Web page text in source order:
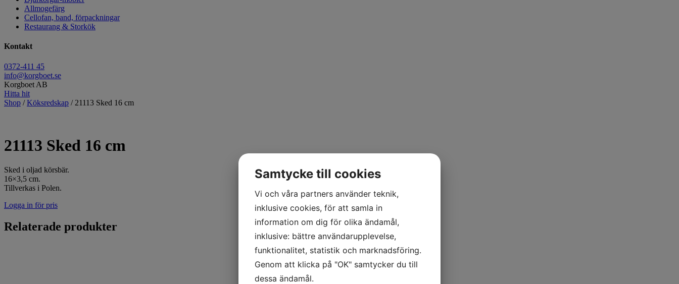
Allmogefärg
Cellofan, band, förpackningar
Restaurang & Storkök
Kontakt
0372-411 45
info@korgboet.se
Korgboet AB
Hitta hit
Shop /Köksredskap / 21113 Sked 16 cm
21113 Sked 16 cm
Sked i oljad körsbär.
16×3,5 cm.
Tillverkas i Polen.
Logga in för pris
Relaterade produkter
Samtycke till cookies
Vi och våra partners använder teknik,
inklusive cookies, för att samla in
information om dig för olika ändamål,
inklusive: bättre användarupplevelse,
funktionalitet, statistik och marknadsföring.
Genom att klicka på "OK" samtycker du till
dessa ändamål.